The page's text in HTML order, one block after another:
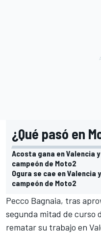
¿Qué pasó en
Acosta gana en Valencia
campeón de Moto2
Ogura se cae en Valencia
campeón de Moto2
Pecco Bagnaia, tras
segunda mitad de curso
rematar su trabajo en